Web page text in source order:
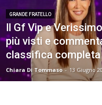
GRANDE FRATELLO
Il Gf Vip e
più visti e
classifica completa
Chiara Di Tommaso - 13 Giugno